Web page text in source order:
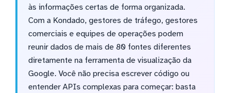
às informações certas de forma organizada.
Com a Kondado, gestores de tráfego, gestores
comerciais e equipes de operações podem
reunir dados de mais de 80 fontes diferentes
diretamente na ferramenta de visualização da
Google. Você não precisa escrever código ou
entender APIs complexas para começar: basta